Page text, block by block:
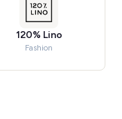
120% Lino
Fashion